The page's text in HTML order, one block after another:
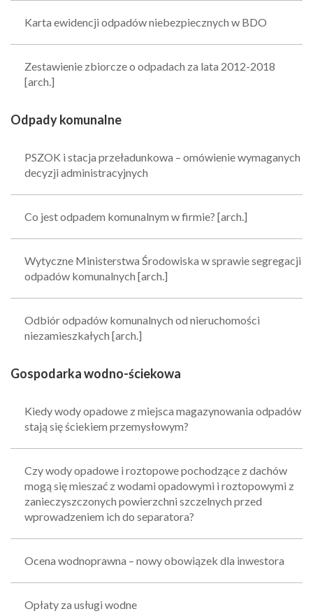
Karta ewidencji odpadów niebezpiecznych w BDO
Zestawienie zbiorcze o odpadach za lata 2012-2018
[arch.]
Odpady komunalne
PSZOK i stacja przeładunkowa – omówienie wymaganych
decyzji administracyjnych
Co jest odpadem komunalnym w firmie? [arch.]
Wytyczne Ministerstwa Środowiska w sprawie segregacji
odpadów komunalnych [arch.]
Odbiór odpadów komunalnych od nieruchomości
niezamieszkałych [arch.]
Gospodarka wodno-ściekowa
Kiedy wody opadowe z miejsca magazynowania odpadów
stają się ściekiem przemysłowym?
Czy wody opadowe i roztopowe pochodzące z dachów
mogą się mieszać z wodami opadowymi i roztopowymi z
zanieczyszczonych powierzchni szczelnych przed
wprowadzeniem ich do separatora?
Ocena wodnoprawna – nowy obowiązek dla inwestora
Opłaty za usługi wodne